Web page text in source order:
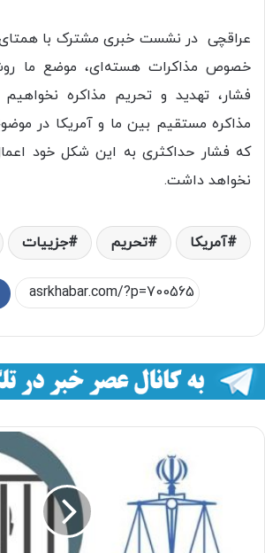
عراقچی در نشست خبری مشترک با
خصوص مذاکرات هسته‌ای، موضع ما
فشار، تهدید و تحریم مذاکره
مذاکره مستقیم بین ما و آمریکا در
که فشار حداکثری به این شکل خود
نخواهد داشت.
آمريکا تحريم‌ جزييات